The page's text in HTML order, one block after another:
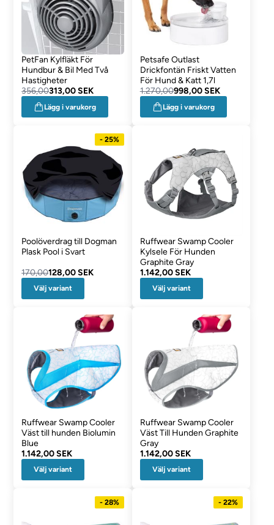
PetFan Kylfläkt För
Hundbur & Bil Med Två
Hastigheter
356,00313,00 SEK
Lägg i varukorg
Petsafe Outlast
Drickfontän Friskt Vatten
För Hund & Katt 1,7l
1.270,00998,00 SEK
Lägg i varukorg
- 25%
Poolöverdrag till Dogman
Plask Pool i Svart
170,00128,00 SEK
Välj variant
Ruffwear Swamp Cooler
Kylsele För Hunden
Graphite Gray
1.142,00 SEK
Välj variant
Ruffwear Swamp Cooler
Väst till hunden Biolumin
Blue
1.142,00 SEK
Välj variant
Ruffwear Swamp Cooler
Väst Till Hunden Graphite
Gray
1.142,00 SEK
Välj variant
- 28% - 22%